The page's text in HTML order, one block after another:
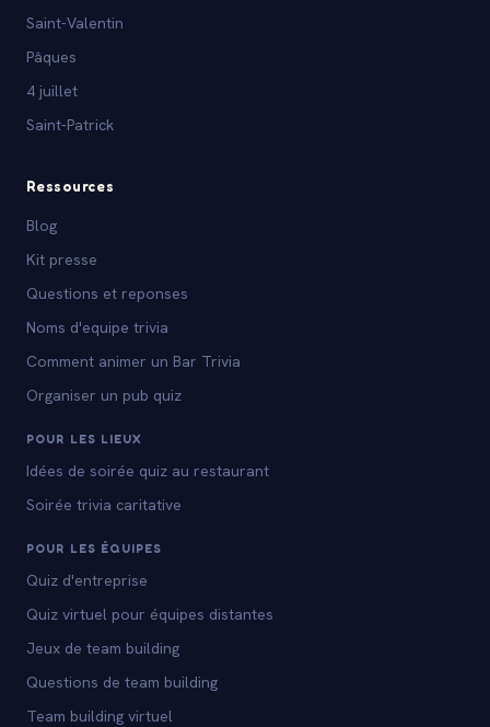
Saint-Valentin
Pâques
4 juillet
Saint-Patrick
Ressources
Blog
Kit presse
Questions et reponses
Noms d'equipe trivia
Comment animer un Bar Trivia
Organiser un pub quiz
POUR LES LIEUX
Idées de soirée quiz au restaurant
Soirée trivia caritative
POUR LES ÉQUIPES
Quiz d'entreprise
Quiz virtuel pour équipes distantes
Jeux de team building
Questions de team building
Team building virtuel